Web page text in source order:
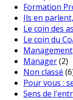
Formation
Ils en
Le coin des
Le coin du
Management
Manager(2)
Non classé
Pour vous :
Sens de